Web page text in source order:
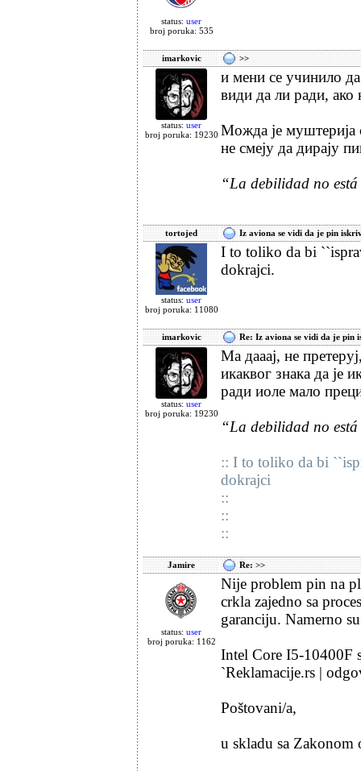
status: user
broj poruka: 535
imarkovic >>
status: user
broj poruka: 19230
и мени се учинило
види да ли ради, ако
Можда је муштерија
не смеју да дирају
“La debilidad no está
tortojed Iz aviona se vidi da je pin
status: user
broj poruka: 11080
I to toliko da bi
dokrajci.
imarkovic Re: Iz aviona se vidi da je pin
status: user
broj poruka: 19230
Ма дааај, не
икаквог знака да је
ради иоле мало
“La debilidad no está
:: I to toliko da bi
dokrajci
::
::
::
Jamire Re: >>
status: user
broj poruka: 1162
Nije problem pin na
crkla zajedno sa
garanciju. Namerno
Intel Core I5-10400F
`Reklamacije.rs |
Poštovani/a,
u skladu sa Zakonom